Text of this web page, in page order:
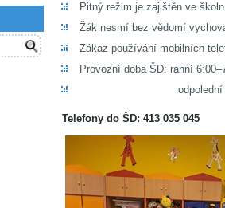
Pitný režim je zajištěn ve
Žák nesmí bez vědomí
Zákaz používání mobilních
Provozní doba ŠD: ranní
odpolední
Telefony do ŠD: 413 035 045